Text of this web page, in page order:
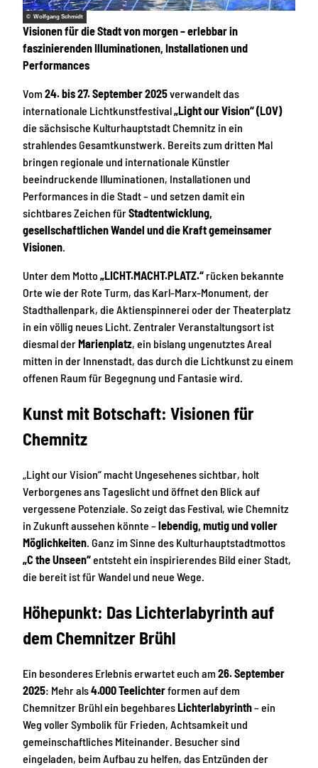
© Wolfgang Schmidt
Visionen für die Stadt von morgen – erlebbar in
faszinierenden Illuminationen, Installationen und
Performances
Vom 24. bis 27. September 2025verwandelt das
internationale Lichtkunstfestival„Light our Vision“ (LOV)
die sächsische Kulturhauptstadt Chemnitz in ein
strahlendes Gesamtkunstwerk. Bereits zum dritten Mal
bringen regionale und internationale Künstler
beeindruckende Illuminationen, Installationen und
Performances in die Stadt – und setzen damit ein
sichtbares Zeichen fürStadtentwicklung,
gesellschaftlichen Wandel und die Kraft gemeinsamer
Visionen
Unter dem Motto „LICHT.MACHT.PLATZ.“ rücken bekannte
Orte wie der Rote Turm, das Karl-Marx-Monument, der
Stadthallenpark, die Aktienspinnerei oder der Theaterplatz
in ein völlig neues Licht. Zentraler Veranstaltungsort ist
diesmal derMarienplatz, ein bislang ungenutztes Areal
mitten in der Innenstadt, das durch die Lichtkunst zu einem
offenen Raum für Begegnung und Fantasie wird.
Kunst mit Botschaft: Visionen für
Chemnitz
„Light our Vision“ macht Ungesehenes sichtbar, holt
Verborgenes ans Tageslicht und öffnet den Blick auf
vergessene Potenziale. So zeigt das Festival, wie Chemnitz
in Zukunft aussehen könnte –lebendig, mutig und voller
Möglichkeiten. Ganz im Sinne des Kulturhauptstadtmottos
„C the Unseen“entsteht ein inspirierendes Bild einer Stadt,
die bereit ist für Wandel und neue Wege.
Höhepunkt: Das Lichterlabyrinth auf
dem Chemnitzer Brühl
Ein besonderes Erlebnis erwartet euch am 26. September
2025: Mehr als4.000 Teelichterformen auf dem
Chemnitzer Brühl ein begehbaresLichterlabyrinth– ein
Weg voller Symbolik für Frieden, Achtsamkeit und
gemeinschaftliches Miteinander. Besucher sind
eingeladen, beim Aufbau zu helfen, das Entzünden der